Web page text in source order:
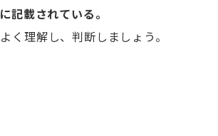
記載されている。
く理解し、判断しましょう。